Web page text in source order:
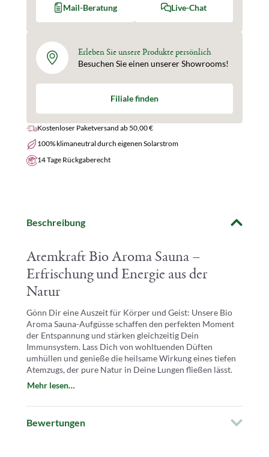
Mail-Beratung Live-Chat
Erleben Sie unsere Produkte persönlich
Besuchen Sie einen unserer Showrooms!
Filiale finden
Kostenloser Paketversand ab 50,00 €
100% klimaneutral durch eigenen Solarstrom
14 Tage Rückgaberecht
Beschreibung
Atemkraft Bio Aroma Sauna –
Erfrischung und Energie aus der
Natur
Gönn Dir eine Auszeit für Körper und Geist: Unsere Bio
Aroma Sauna-Aufgüsse schaffen den perfekten Moment
der Entspannung und stärken gleichzeitig Dein
Immunsystem. Lass Dich von wohltuenden Düften
umhüllen und genieße die heilsame Wirkung eines tiefen
Atemzugs, der pure Natur in Deine Lungen fließen lässt.
vitalisierende Duft von Pfefferminze und Ysop erfrischt
Mehr lesen…
Bewertungen